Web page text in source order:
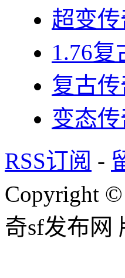
超变
1.76复
复古
变态
RSS订阅 -
Copyright ©
奇sf发布网